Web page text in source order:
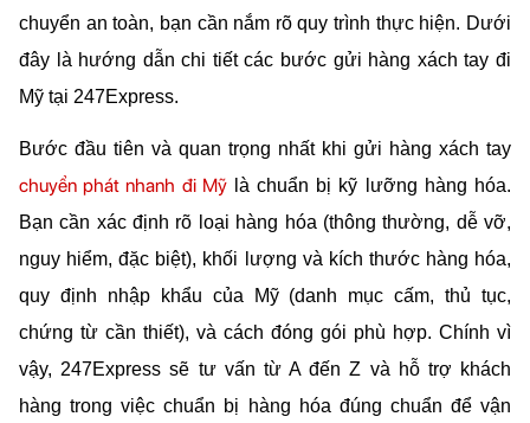
chuyển an toàn, bạn cần nắm rõ quy trình thực hiện. Dưới
đây là hướng dẫn chi tiết các bước gửi hàng xách tay đi
Mỹ tại 247Express.
chuyển phát nhanh đi Mỹ là chuẩn bị kỹ lưỡng hàng hóa.
Bạn cần xác định rõ loại hàng hóa (thông thường, dễ vỡ,
nguy hiểm, đặc biệt), khối lượng và kích thước hàng hóa,
quy định nhập khẩu của Mỹ (danh mục cấm, thủ tục,
chứng từ cần thiết), và cách đóng gói phù hợp. Chính vì
vậy, 247Express sẽ tư vấn từ A đến Z và hỗ trợ khách
hàng trong việc chuẩn bị hàng hóa đúng chuẩn để vận